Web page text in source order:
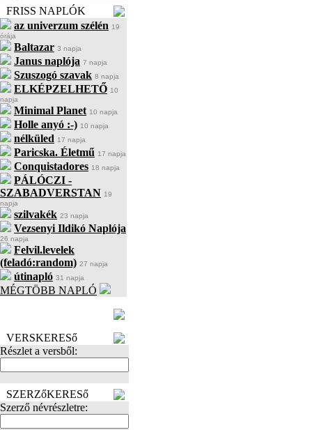
FRISS NAPLÓK
az univerzum szélén 19
órája
Baltazar 3 napja
Janus naplója 7 napja
Szuszogó szavak 8 napja
ELKÉPZELHETŐ 10
napja
Minimal Planet 10 napja
Holle anyó :-) 10 napja
nélküled 17 napja
Paricska. Életmű 17 napja
Conquistadores 18 napja
PÁLÓCZI -
SZABADVERSTAN 19
napja
szilvakék 23 napja
Vezsenyi Ildikó Naplója
26 napja
Felvil.levelek
(feladó:random) 27 napja
útinapló 31 napja
MÉGTÖBB NAPLÓ
VERSKERESő
Részlet a versből:
SZERZőKERESő
Szerző névrészletre: